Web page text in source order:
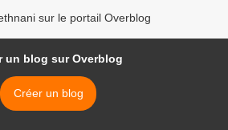
sur le portail Overblog
un blog sur Overblog
Créer un blog